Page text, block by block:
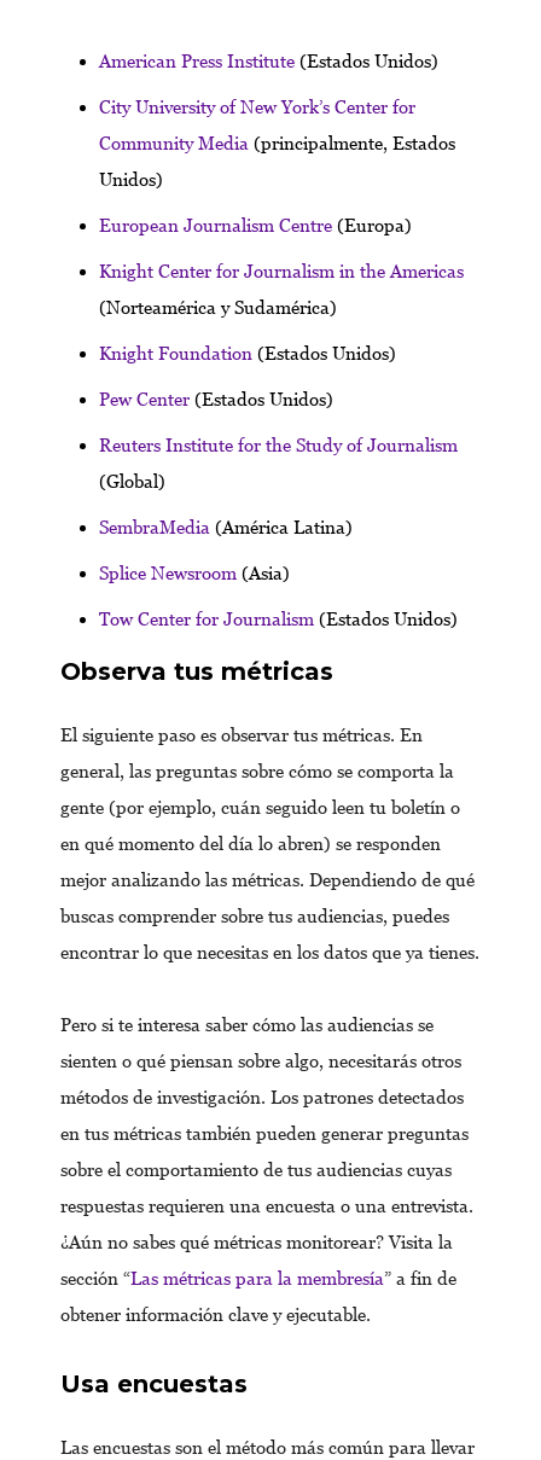
American Press Institute (Estados Unidos)
City University of New York’s Center for
Community Media (principalmente, Estados
Unidos)
European Journalism Centre (Europa)
Knight Center for Journalism in the Americas
(Norteamérica y Sudamérica)
Knight Foundation (Estados Unidos)
Pew Center (Estados Unidos)
Reuters Institute for the Study of Journalism
(Global)
SembraMedia (América Latina)
Splice Newsroom (Asia)
Tow Center for Journalism (Estados Unidos)
Observa tus métricas
El siguiente paso es observar tus métricas. En
general, las preguntas sobre cómo se comporta la
gente (por ejemplo, cuán seguido leen tu boletín o
en qué momento del día lo abren) se responden
mejor analizando las métricas. Dependiendo de qué
buscas comprender sobre tus audiencias, puedes
encontrar lo que necesitas en los datos que ya tienes.
Pero si te interesa saber cómo las audiencias se
sienten o qué piensan sobre algo, necesitarás otros
métodos de investigación. Los patrones detectados
en tus métricas también pueden generar preguntas
sobre el comportamiento de tus audiencias cuyas
respuestas requieren una encuesta o una entrevista.
¿Aún no sabes qué métricas monitorear? Visita la
sección “Las métricas para la membresía” a fin de
obtener información clave y ejecutable.
Usa encuestas
Las encuestas son el método más común para llevar